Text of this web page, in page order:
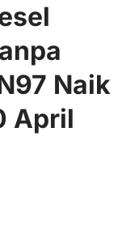
Naik
April